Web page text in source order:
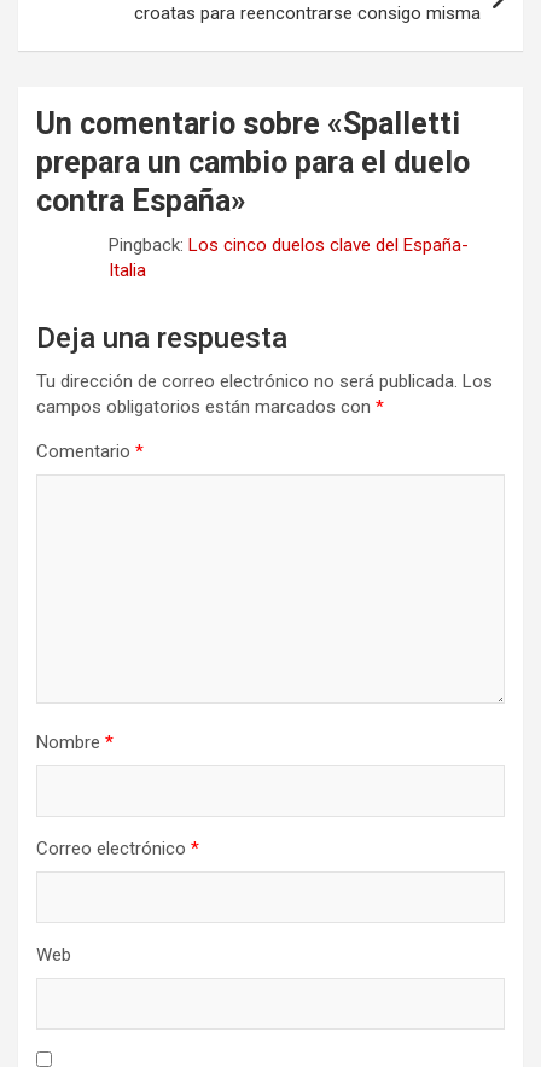
croatas para reencontrarse consigo misma
Un comentario sobre «Spalletti
prepara un cambio para el duelo
contra España»
Pingback: Los cinco duelos clave del España-
Italia
Deja una respuesta
Tu dirección de correo electrónico no será publicada. Los
campos obligatorios están marcados con *
Comentario *
Nombre *
Correo electrónico *
Web